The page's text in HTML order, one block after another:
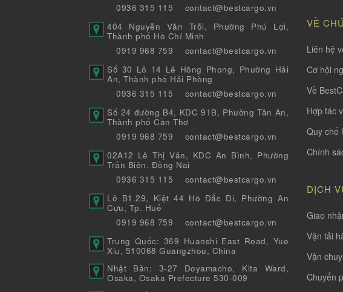
0936 315 115
contact@bestcargo.vn
404 Nguyễn Văn Trỗi, Phường Phú Lợi,
Thành phố Hồ Chí Minh
0919 968 759
contact@bestcargo.vn
Số 30 Lô 14 Lê Hồng Phong, Phường Hải
An, Thành phố Hải Phòng
0936 315 115
contact@bestcargo.vn
Số 24 đường B4, KDC 91B, Phường Tân An,
Thành phố Cần Thơ
0919 968 759
contact@bestcargo.vn
02A12 Lê Thị Vân, KDC An Bình, Phường
Trấn Biên, Đồng Nai
0936 315 115
contact@bestcargo.vn
Lô B1.29, Kiệt 44 Hồ Đắc Di, Phường An
Cựu, Tp. Huế
0919 968 759
contact@bestcargo.vn
Trung Quốc: 369 Huanshi East Road, Yue
Xiu, 510068 Guangzhou, China
Nhật Bản: 3-27 Doyamacho, Kita Ward,
Osaka, Osaka Prefecture 530-009
VỀ
Liên hệ
Cơ hội
Về
Hợp tác
Quy chế
Chính
DỊCH
Giao
Vận tải
Vận
Chuyển